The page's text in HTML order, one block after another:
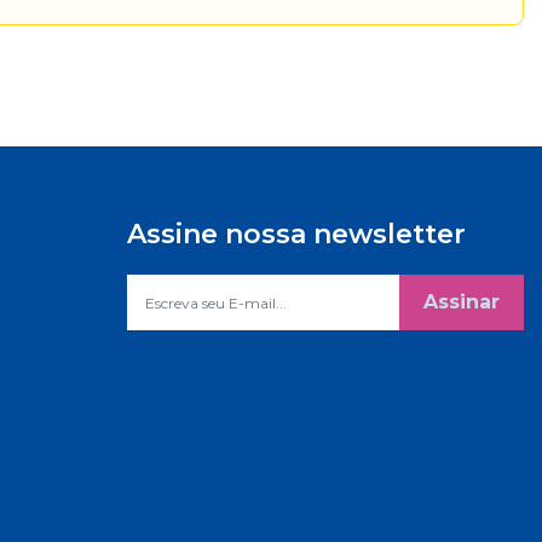
Assine nossa newsletter
Assinar